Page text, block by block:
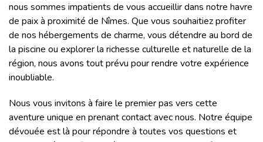
nous sommes impatients de vous accueillir dans notre havre
de paix à proximité de Nîmes. Que vous souhaitiez profiter
de nos hébergements de charme, vous détendre au bord de
la piscine ou explorer la richesse culturelle et naturelle de la
région, nous avons tout prévu pour rendre votre expérience
inoubliable.
Nous vous invitons à faire le premier pas vers cette
aventure unique en prenant contact avec nous. Notre équipe
dévouée est là pour répondre à toutes vos questions et